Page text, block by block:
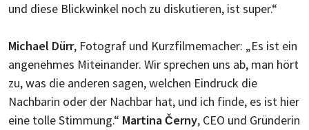
und diese Blickwinkel noch zu diskutieren, ist super.“
Michael Dürr, Fotograf und Kurzfilmemacher: „Es ist ein
angenehmes Miteinander. Wir sprechen uns ab, man hört
zu, was die anderen sagen, welchen Eindruck die
Nachbarin oder der Nachbar hat, und ich finde, es ist hier
eine tolle Stimmung.“ Martina Černy, CEO und Gründerin